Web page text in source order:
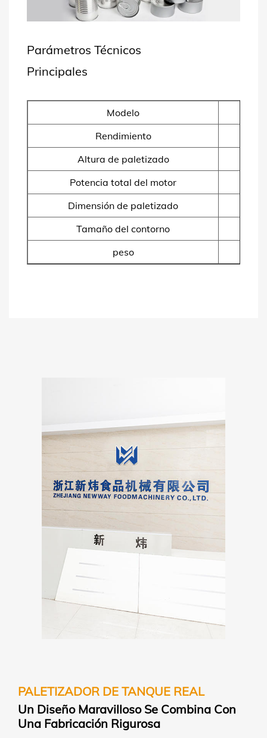
Parámetros Técnicos
Principales
Modelo
Rendimiento
Altura de paletizado
Potencia total del motor
Dimensión de paletizado
Tamaño del contorno
peso
PALETIZADOR DE TANQUE REAL
Un Diseño Maravilloso Se Combina Con
Una Fabricación Rigurosa